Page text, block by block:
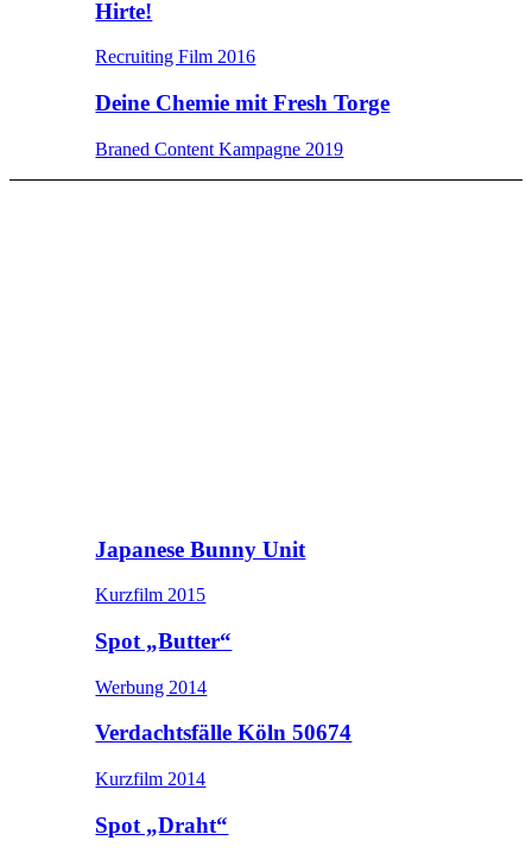
Hirte!
Recruiting Film 2016
Deine Chemie mit Fresh Torge
Braned Content Kampagne 2019
Japanese Bunny Unit
Kurzfilm 2015
Spot „Butter“
Werbung 2014
Verdachtsfälle Köln 50674
Kurzfilm 2014
Spot „Draht“